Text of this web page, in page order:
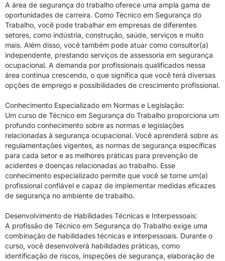
A área de segurança do trabalho oferece uma ampla gama de
oportunidades de carreira. Como Técnico em Segurança do
Trabalho, você pode trabalhar em empresas de diferentes
setores, como indústria, construção, saúde, serviços e muito
mais. Além disso, você também pode atuar como consultor(a)
independente, prestando serviços de assessoria em segurança
ocupacional. A demanda por profissionais qualificados nessa
área continua crescendo, o que significa que você terá diversas
opções de emprego e possibilidades de crescimento profissional.
Conhecimento Especializado em Normas e Legislação:
Um curso de Técnico em Segurança do Trabalho proporciona um
profundo conhecimento sobre as normas e legislações
relacionadas à segurança ocupacional. Você aprenderá sobre as
regulamentações vigentes, as normas de segurança específicas
para cada setor e as melhores práticas para prevenção de
acidentes e doenças relacionadas ao trabalho. Esse
conhecimento especializado permite que você se torne um(a)
profissional confiável e capaz de implementar medidas eficazes
de segurança no ambiente de trabalho.
Desenvolvimento de Habilidades Técnicas e Interpessoais:
A profissão de Técnico em Segurança do Trabalho exige uma
combinação de habilidades técnicas e interpessoais. Durante o
curso, você desenvolverá habilidades práticas, como
identificação de riscos, inspeções de segurança, elaboração de